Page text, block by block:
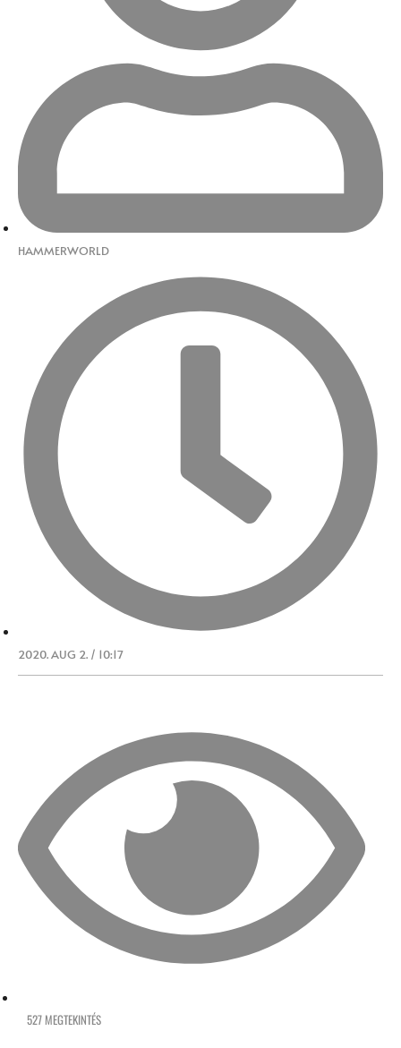
HAMMERWORLD
2020. AUG 2. / 10:17
527 MEGTEKINTÉS